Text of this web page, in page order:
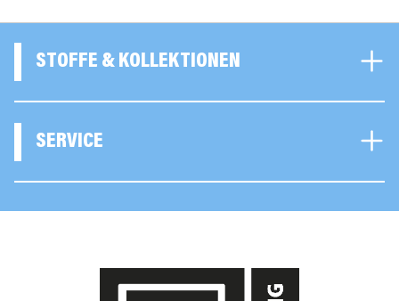
STOFFE & KOLLEKTIONEN
SERVICE